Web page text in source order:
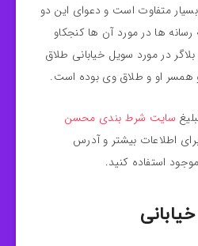
بسیار متفاوت است و دعوای این دو
ها در مورد آن ها کنجکاو
در مورد سویل خیابانی طلاق
او و طلاق وی بوده است.
سایت شرط بندی محسن
اطلاعات بیشتر و آدرس
استفاده کنید.